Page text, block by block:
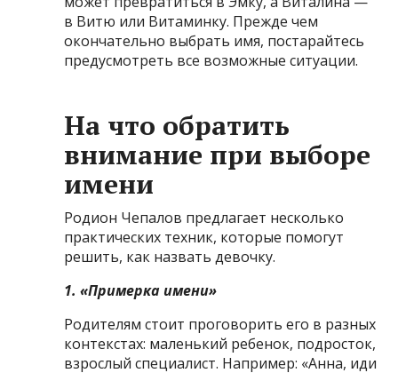
в Витю или Витаминку. Прежде чем
окончательно выбрать имя, постарайтесь
предусмотреть все возможные ситуации.
На что обратить
внимание при выборе
имени
Родион Чепалов предлагает несколько
практических техник, которые помогут
решить, как назвать девочку.
1. «Примерка имени»
Родителям стоит проговорить его в разных
контекстах: маленький ребенок, подросток,
взрослый специалист. Например: «Анна, иди